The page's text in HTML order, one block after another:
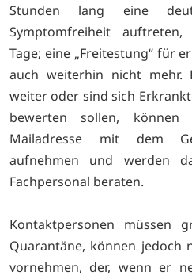
Stunden lang eine
Symptomfreiheit
Tage; eine „Freitestung“ für
auch weiterhin nicht mehr.
weiter oder sind sich
bewerten sollen,
Mailadresse mit dem
aufnehmen und werden
Fachpersonal beraten.
Kontaktpersonen müssen
Quarantäne, können jedoch
vornehmen, der, wenn er